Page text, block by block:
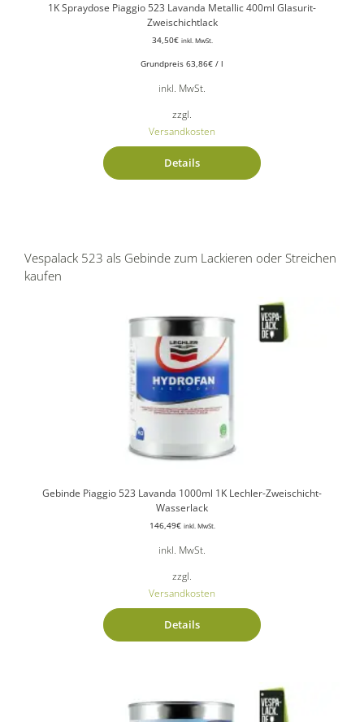
1K Spraydose Piaggio 523 Lavanda Metallic 400ml Glasurit-
Zweischichtlack
34,50€ inkl. MwSt.
Grundpreis 63,86€ / l
inkl. MwSt.
zzgl.
Versandkosten
Details
Vespalack 523 als Gebinde zum Lackieren oder Streichen
kaufen
Gebinde Piaggio 523 Lavanda 1000ml 1K Lechler-Zweischicht-
Wasserlack
146,49€ inkl. MwSt.
inkl. MwSt.
zzgl.
Versandkosten
Details